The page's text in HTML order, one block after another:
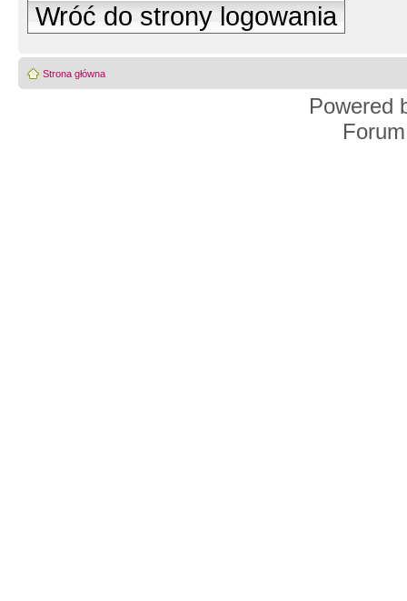
Wróć do strony logowania
Strona główna
Powered